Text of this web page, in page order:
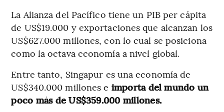
La Alianza del Pacífico tiene un PIB per cápita
de US$19.000 y exportaciones que alcanzan los
US$627.000 millones, con lo cual se posiciona
como la octava economía a nivel global.
Entre tanto, Singapur es una economía de
US$340.000 millones e importa del mundo un
poco más de US$359.000 millones.